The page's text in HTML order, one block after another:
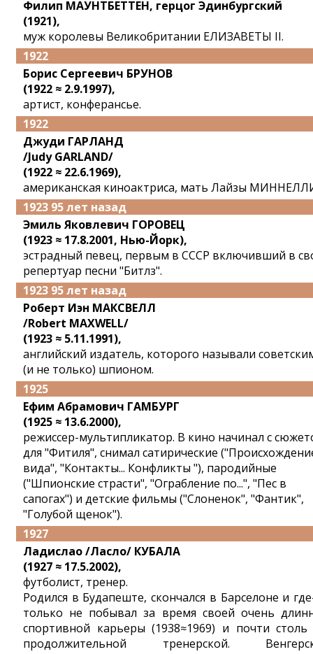
Филип МАУНТБЕТТЕН, герцог Эдинбургский
(1921),
муж королевы Великобритании ЕЛИЗАВЕТЫ II.
1922
Борис Сергеевич БРУНОВ
(1922 ≈ 2.9.1997),
артист, конферансье.
1922
Джуди ГАРЛАНД
/Judy GARLAND/
(1922 ≈ 22.6.1969),
американская киноактриса, мать Лайзы
1923 95 лет назад
Эмиль Яковлевич ГОРОВЕЦ
(1923 ≈ 17.8.2001, Нью-Йорк),
эстрадный певец, первым в СССР включивший в
репертуар песни "Битлз".
1923 95 лет назад
Роберт Иэн МАКСВЕЛЛ
/Robert MAXWELL/
(1923 ≈ 5.11.1991),
английский издатель, которого называли
(и не только) шпионом.
1925
Ефим Абрамович ГАМБУРГ
(1925 ≈ 13.6.2000),
режиссер-мультипликатор. В кино начинал с
для "Фитиля", снимал сатирические
вида", "Контакты... Конфликты "), пародийные
("Шпионские страсти", "Ограбление по...", "Пес в
сапогах") и детские фильмы ("Слоненок", "Фантик",
"Голубой щенок").
1927
Ладислао /Ласло/ КУБАЛА
(1927 ≈ 17.5.2002),
футболист, тренер.
Родился в Будапеште, скончался в Барселоне и
только не побывал за время своей очень
спортивной карьеры (1938≈1969) и почти
продолжительной тренерской.